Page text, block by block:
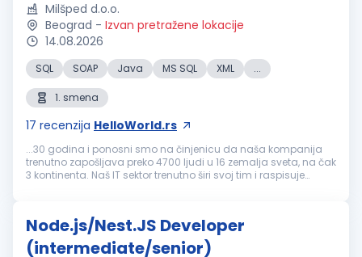
Milšped d.o.o.
Beograd - Izvan pretražene lokacije
14.08.2026
SQL SOAP Java MS SQL XML ...
1. smena
17 recenzija HelloWorld.rs
...30 godina i ponosni smo na činjenicu da naša kompanija
trenutno zapošljava preko 4700 ljudi u 16 zemalja sveta, na čak
3 kontinenta. Naš IT sektor trenutno širi svoj tim i raspisuje
Node.js/Nest.JS Developer
(intermediate/senior)